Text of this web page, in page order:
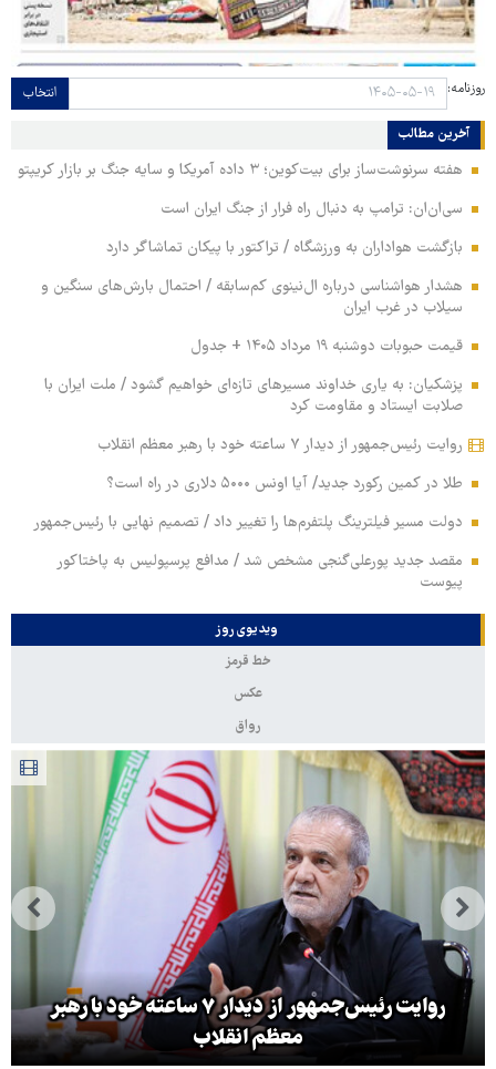
روزنامه: انتخاب
آخرین مطالب
هفته سرنوشت‌ساز برای بیت‌کوین؛ ۳ داده آمریکا و سایه جنگ بر بازار کریپتو
سی‌ان‌ان: ترامپ به دنبال راه فرار از جنگ ایران است
بازگشت هواداران به ورزشگاه / تراکتور با پیکان تماشاگر دارد
هشدار هواشناسی درباره ال‌نینوی کم‌سابقه / احتمال بارش‌های سنگین و
سیلاب در غرب ایران
قیمت حبوبات دوشنبه ۱۹ مرداد ۱۴۰۵ + جدول
پزشکیان: به یاری خداوند مسیرهای تازه‌ای خواهیم گشود / ملت ایران با
صلابت ایستاد و مقاومت کرد
روایت رئیس‌جمهور از دیدار ۷ ساعته خود با رهبر معظم انقلاب
طلا در کمین رکورد جدید/ آیا اونس ۵۰۰۰ دلاری در راه است؟
دولت مسیر فیلترینگ پلتفرم‌ها را تغییر داد / تصمیم نهایی با رئیس‌جمهور
مقصد جدید پورعلی‌گنجی مشخص شد / مدافع پرسپولیس به پاختاکور
پیوست
ویدیوی روز
خط قرمز
عکس
رواق
روایت رئیس‌جمهور از دیدار ۷ ساعته خود با رهبر
معظم انقلاب